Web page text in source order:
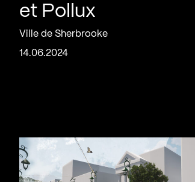
et Pollux
Ville de Sherbrooke
14.06.2024